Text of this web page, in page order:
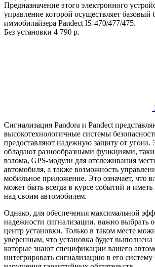
Предназначение этого электронного
управление которой осуществляет базовый
иммобилайзера Pandect IS-470/477/475.
Без установки 4 790 р.
Сигнализация Pandora и Pandect
высокотехнологичные системы
предоставляют надежную защиту от угона.
обладают разнообразными функциями,
взлома, GPS-модули для отслеживания
автомобиля, а также возможность
мобильное приложение. Это означает, что
может быть всегда в курсе событий и
над своим автомобилем.
Однако, для обеспечения максимальной
надежности сигнализации, важно выбрать
центр установки. Только в таком месте
уверенным, что установка будет
которые знают спецификации вашего
интегрировать сигнализацию в его систему